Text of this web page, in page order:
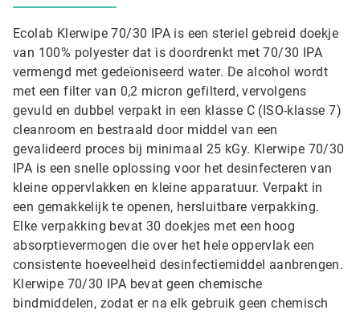
Ecolab Klerwipe 70/30 IPA is een steriel gebreid doekje
van 100% polyester dat is doordrenkt met 70/30 IPA
vermengd met gedeïoniseerd water. De alcohol wordt
met een filter van 0,2 micron gefilterd, vervolgens
gevuld en dubbel verpakt in een klasse C (ISO-klasse 7)
cleanroom en bestraald door middel van een
gevalideerd proces bij minimaal 25 kGy. Klerwipe 70/30
IPA is een snelle oplossing voor het desinfecteren van
kleine oppervlakken en kleine apparatuur. Verpakt in
een gemakkelijk te openen, hersluitbare verpakking.
Elke verpakking bevat 30 doekjes met een hoog
absorptievermogen die over het hele oppervlak een
consistente hoeveelheid desinfectiemiddel aanbrengen.
Klerwipe 70/30 IPA bevat geen chemische
bindmiddelen, zodat er na elk gebruik geen chemisch